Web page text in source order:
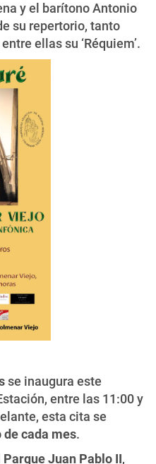
y el barítono Antonio
su repertorio, tanto
ellas su ‘Réquiem’.
se inaugura este
entre las 11:00 y
esta cita se
cada mes.
Parque Juan Pablo II,